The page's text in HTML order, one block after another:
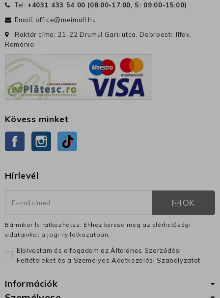
Tel: +4031 433 54 00 (08:00-17:00, S: 09:00-15:00)
Email: office@meimall.hu
Raktár címe: 21-22 Drumul Garii utca, Dobroesti, Ilfov,
Románia
Kövess minket
Facebook Instagram
Hírlevél
OK
Bármikor leiratkozhatsz. Ehhez keresd meg az elérhetőségi
adatainkat a jogi nyilatkozatban.
Elolvastam és elfogadom az Általános Szerződési
Feltételeket és a Személyes Adatkezelési Szabályzatot
Információk